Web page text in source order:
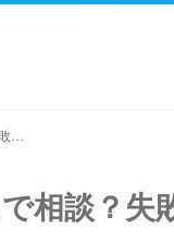
相談？失